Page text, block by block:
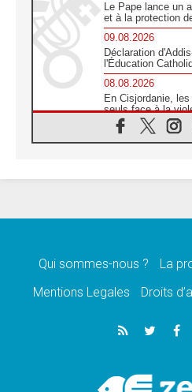
Le Pape lance un
et à la protection
09.08.2026
Déclaration
l'Éducation
08.08.2026
En Cisjordanie,
seuls face à la
08.08.2026
Léon XIV au
08.08.2026
08.08.2026
catholiques
Au Bangladesh,
Dalits sur le
Philippines: le
Calapan devient
Qui sommes-nous ? La
Mentions Legales
Droits